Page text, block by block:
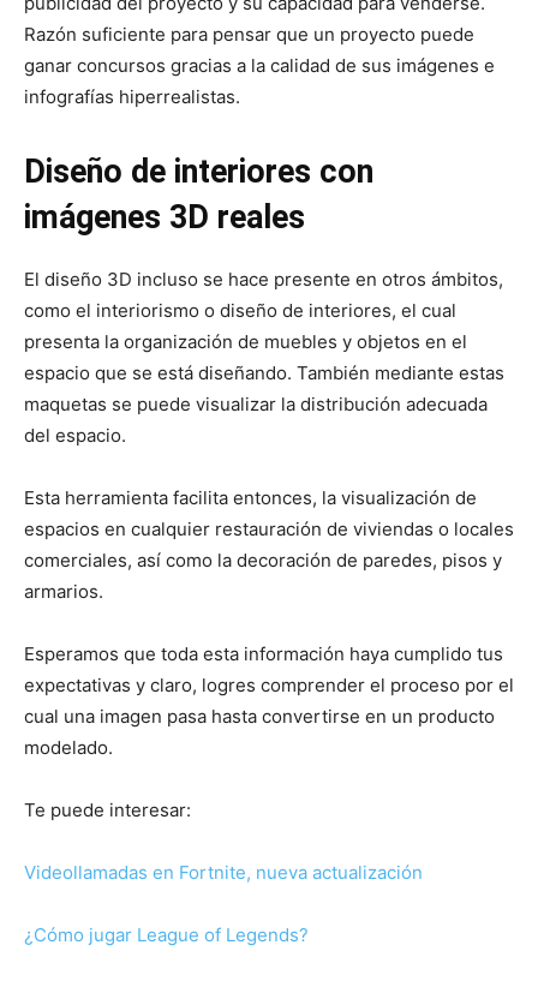
Razón suficiente para pensar que un proyecto puede
ganar concursos gracias a la calidad de sus imágenes e
infografías hiperrealistas.
Diseño de interiores con
imágenes 3D reales
El diseño 3D incluso se hace presente en otros ámbitos,
como el interiorismo o diseño de interiores, el cual
presenta la organización de muebles y objetos en el
espacio que se está diseñando. También mediante estas
maquetas se puede visualizar la distribución adecuada
del espacio.
Esta herramienta facilita entonces, la visualización de
espacios en cualquier restauración de viviendas o locales
comerciales, así como la decoración de paredes, pisos y
armarios.
Esperamos que toda esta información haya cumplido tus
expectativas y claro, logres comprender el proceso por el
cual una imagen pasa hasta convertirse en un producto
modelado.
Te puede interesar:
Videollamadas en Fortnite, nueva actualización
¿Cómo jugar League of Legends?